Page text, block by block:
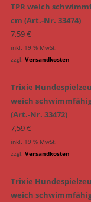
TPR weich
cm (Art.-Nr. 33474)
7,59€
inkl. 19 % MwSt.
zzgl. Versandkosten
Trixie
weich
(Art.-Nr. 33472)
7,59€
inkl. 19 % MwSt.
zzgl. Versandkosten
Trixie
weich